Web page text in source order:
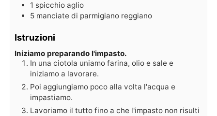
1 spicchio aglio
5 manciate di parmigiano reggiano
Istruzioni
Iniziamo preparando l'impasto.
In una ciotola uniamo farina, olio e sale e
iniziamo a lavorare.
Poi aggiungiamo poco alla volta l'acqua e
impastiamo.
Lavoriamo il tutto fino a che l'impasto non risulti